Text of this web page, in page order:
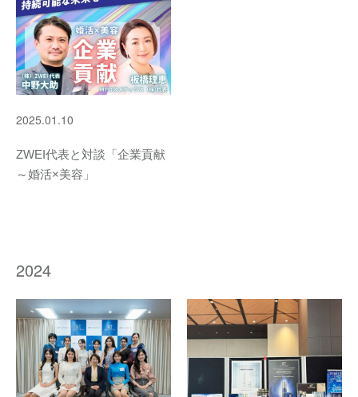
2025.01.10
ZWEI代表と対談「企業貢献
～婚活×美容」
2024